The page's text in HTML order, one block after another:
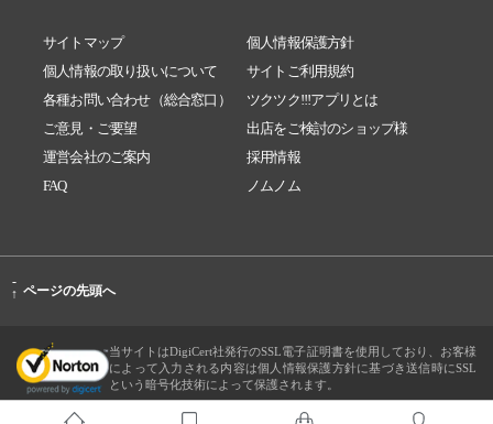
サイトマップ
個人情報保護方針
個人情報の取り扱いについて
サイトご利用規約
各種お問い合わせ（総合窓口）
ツクツク!!!アプリとは
ご意見・ご要望
出店をご検討のショップ様
運営会社のご案内
採用情報
FAQ
ノムノム
-
↑ ページの先頭へ
当サイトはDigiCert社発行のSSL電子証明書を使用しており、お客様
によって入力される内容は個人情報保護方針に基づき送信時にSSL
という暗号化技術によって保護されます。